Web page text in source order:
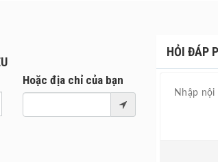
hoạt hình được giám tuyển chuyên nghiệp
Hoặc địa chỉ của bạn
HỎI ĐÁP